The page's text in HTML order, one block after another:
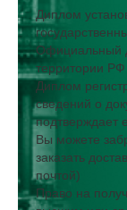
Диплом
Официальный
территории РФ
Диплом
сведений о
подтверждает
Вы можете
заказать
почтой)
Право на